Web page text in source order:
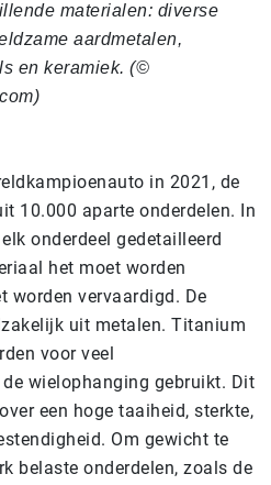
materialen: diverse
aardmetalen,
en keramiek. (©
in 2021, de
10.000 aparte onderdelen. In
onderdeel gedetailleerd
het moet worden
worden vervaardigd. De
uit metalen. Titanium
voor veel
wielophanging gebruikt. Dit
een hoge taaiheid, sterkte,
Om gewicht te
belaste onderdelen, zoals de